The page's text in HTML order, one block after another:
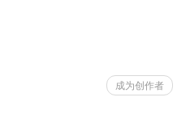
成为创作者